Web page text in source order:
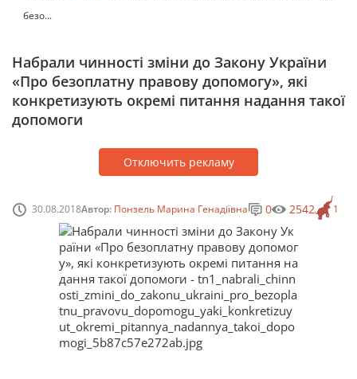
безо...
Набрали чинності зміни до Закону України
«Про безоплатну правову допомогу», які
конкретизують окремі питання надання такої
допомоги
Отключить рекламу
30.08.2018Автор: Понзель Марина Генадіївна 1
0 2542